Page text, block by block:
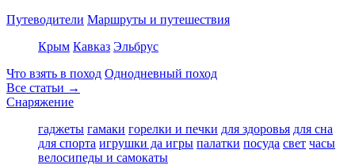
Путеводители Маршруты и путешествия
Крым Кавказ Эльбрус
Что взять в поход Однодневный поход
Все статьи →
Снаряжение
гаджеты гамаки горелки и печки для здоровья для сна
для спорта игрушки да игры палатки посуда свет часы
велосипеды и самокаты